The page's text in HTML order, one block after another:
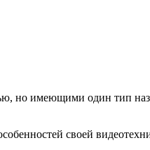
но имеющими один тип
своей